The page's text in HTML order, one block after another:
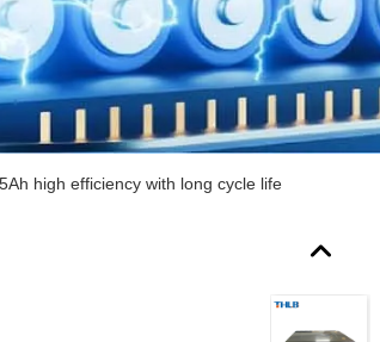
high efficiency with long cycle life